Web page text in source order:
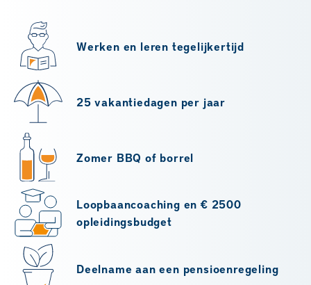
Werken en leren tegelijkertijd
25 vakantiedagen per jaar
Zomer BBQ of borrel
Loopbaancoaching en € 2500
opleidingsbudget
Deelname aan een pensioenregeling